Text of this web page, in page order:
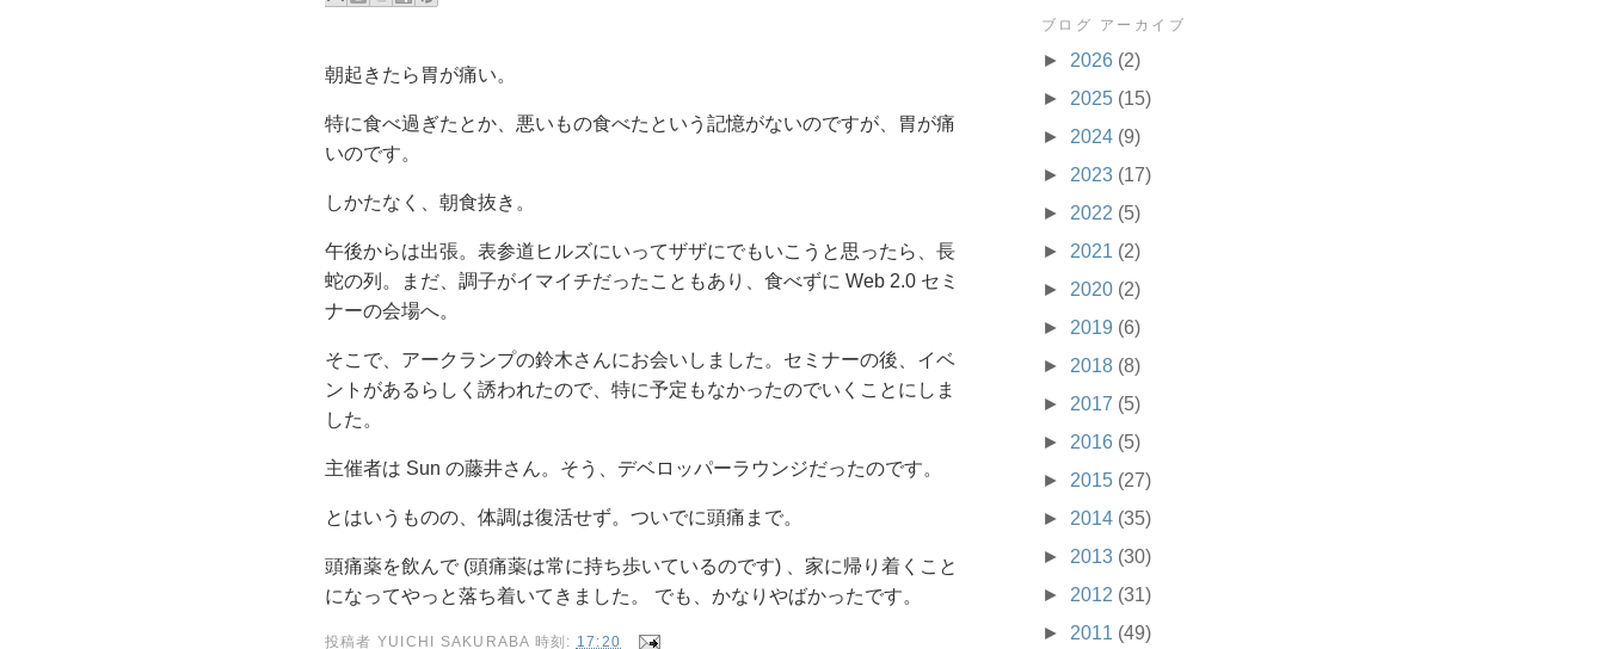
朝起きたら胃が痛い。
特に食べ過ぎたとか、悪いもの食べたという記憶がないのですが、胃が痛
いのです。
しかたなく、朝食抜き。
午後からは出張。表参道ヒルズにいってザザにでもいこうと思ったら、長
蛇の列。まだ、調子がイマイチだったこともあり、食べずに Web 2.0 セミ
ナーの会場へ。
そこで、アークランプの鈴木さんにお会いしました。セミナーの後、イベ
ントがあるらしく誘われたので、特に予定もなかったのでいくことにしま
した。
主催者は Sun の藤井さん。そう、デベロッパーラウンジだったのです。
とはいうものの、体調は復活せず。ついでに頭痛まで。
頭痛薬を飲んで (頭痛薬は常に持ち歩いているのです) 、家に帰り着くこと
になってやっと落ち着いてきました。 でも、かなりやばかったです。
投稿者 YUICHI SAKURABA 時刻: 17:20
ブログ アーカイブ
► 2026 (2)
► 2025 (15)
► 2024 (9)
► 2023 (17)
► 2022 (5)
► 2021 (2)
► 2020 (2)
► 2019 (6)
► 2018 (8)
► 2017 (5)
► 2016 (5)
► 2015 (27)
► 2014 (35)
► 2013 (30)
► 2012 (31)
► 2011 (49)